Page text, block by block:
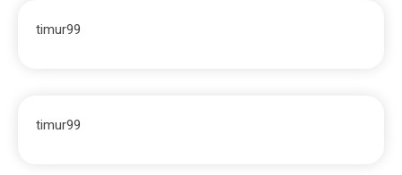
timur99
timur99